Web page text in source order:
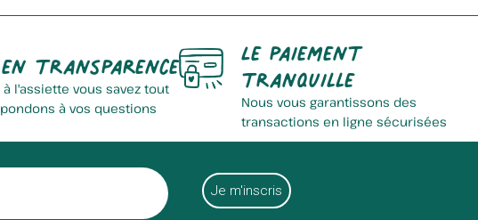
transparence
l'assiette vous savez tout
à vos questions
Le paiement
tranquille
Nous vous garantissons des
transactions en ligne sécurisées